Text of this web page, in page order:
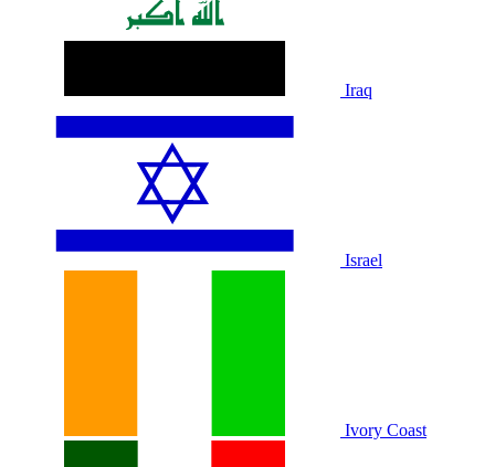
Iraq
Israel
Ivory Coast